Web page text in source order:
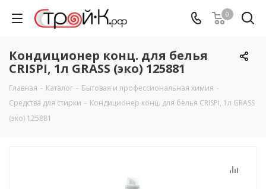
0
Кондиционер конц. для белья
CRISPI, 1л GRASS (эко) 125881
Главная - Каталог - Бытовая и профессиональная химия -
Средства для стирки - Кондиционер конц. для белья CRISPI, 1л GRASS
(эко) 125881